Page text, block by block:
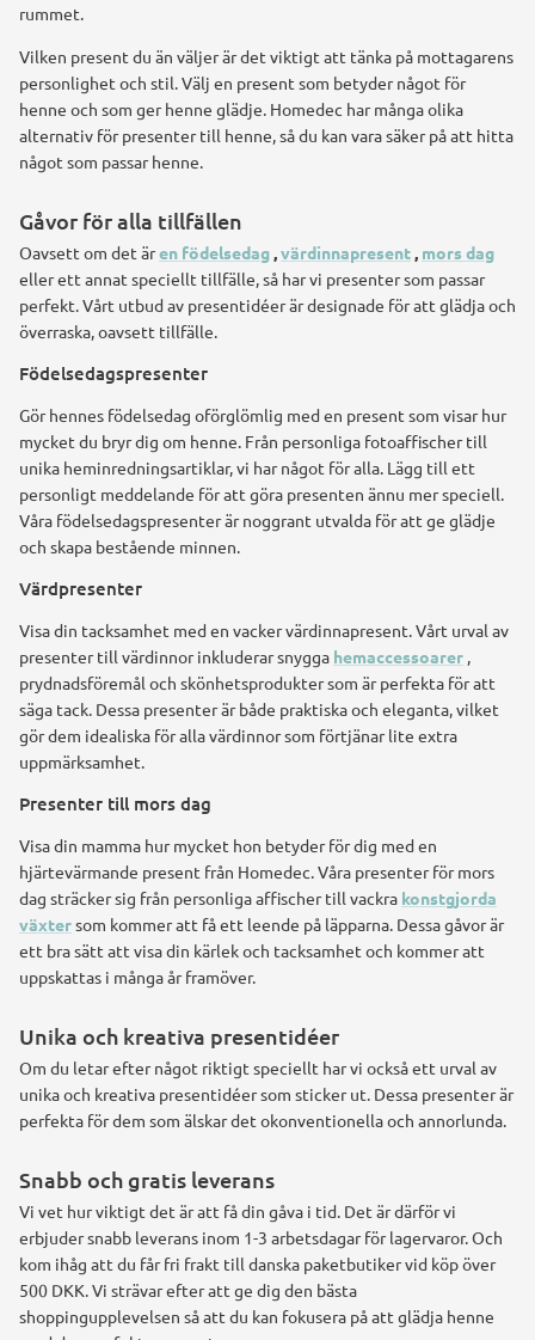
rummet.
Vilken present du än väljer är det viktigt att tänka på mottagarens
personlighet och stil. Välj en present som betyder något för
henne och som ger henne glädje. Homedec har många olika
alternativ för presenter till henne, så du kan vara säker på att hitta
något som passar henne.
Gåvor för alla tillfällen
Oavsett om det ären födelsedag,värdinnapresent, mors dag
eller ett annat speciellt tillfälle, så har vi presenter som passar
perfekt. Vårt utbud av presentidéer är designade för att glädja och
överraska, oavsett tillfälle.
Födelsedagspresenter
Gör hennes födelsedag oförglömlig med en present som visar hur
mycket du bryr dig om henne. Från personliga fotoaffischer till
unika heminredningsartiklar, vi har något för alla. Lägg till ett
personligt meddelande för att göra presenten ännu mer speciell.
Våra födelsedagspresenter är noggrant utvalda för att ge glädje
och skapa bestående minnen.
Värdpresenter
Visa din tacksamhet med en vacker värdinnapresent. Vårt urval av
presenter till värdinnor inkluderar snygga hemaccessoarer ,
prydnadsföremål och skönhetsprodukter som är perfekta för att
säga tack. Dessa presenter är både praktiska och eleganta, vilket
gör dem idealiska för alla värdinnor som förtjänar lite extra
uppmärksamhet.
Presenter till mors dag
Visa din mamma hur mycket hon betyder för dig med en
hjärtevärmande present från Homedec. Våra presenter för mors
dag sträcker sig från personliga affischer till vackra konstgjorda
växtersom kommer att få ett leende på läpparna. Dessa gåvor är
ett bra sätt att visa din kärlek och tacksamhet och kommer att
uppskattas i många år framöver.
Unika och kreativa presentidéer
Om du letar efter något riktigt speciellt har vi också ett urval av
unika och kreativa presentidéer som sticker ut. Dessa presenter är
perfekta för dem som älskar det okonventionella och annorlunda.
Snabb och gratis leverans
Vi vet hur viktigt det är att få din gåva i tid. Det är därför vi
erbjuder snabb leverans inom 1-3 arbetsdagar för lagervaror. Och
kom ihåg att du får fri frakt till danska paketbutiker vid köp över
500 DKK. Vi strävar efter att ge dig den bästa
shoppingupplevelsen så att du kan fokusera på att glädja henne